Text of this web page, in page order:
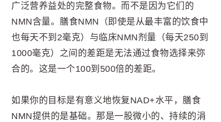
广泛营养益处的完整食物。而不是因为它们的
NMN含量。膳食NMN（即使是从最丰富的饮食中
也每天不到2毫克）与临床NMN剂量（每天250到
1000毫克）之间的差距是无法通过食物选择来弥
合的。这是一个100到500倍的差距。
如果你的目标是有意义地恢复NAD+水平，膳食
NMN提供的是基础。那是一股微小的、持续的涓